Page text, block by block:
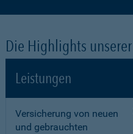
Die Highlights
Leistungen
Versicherung von neuen
und gebrauchten